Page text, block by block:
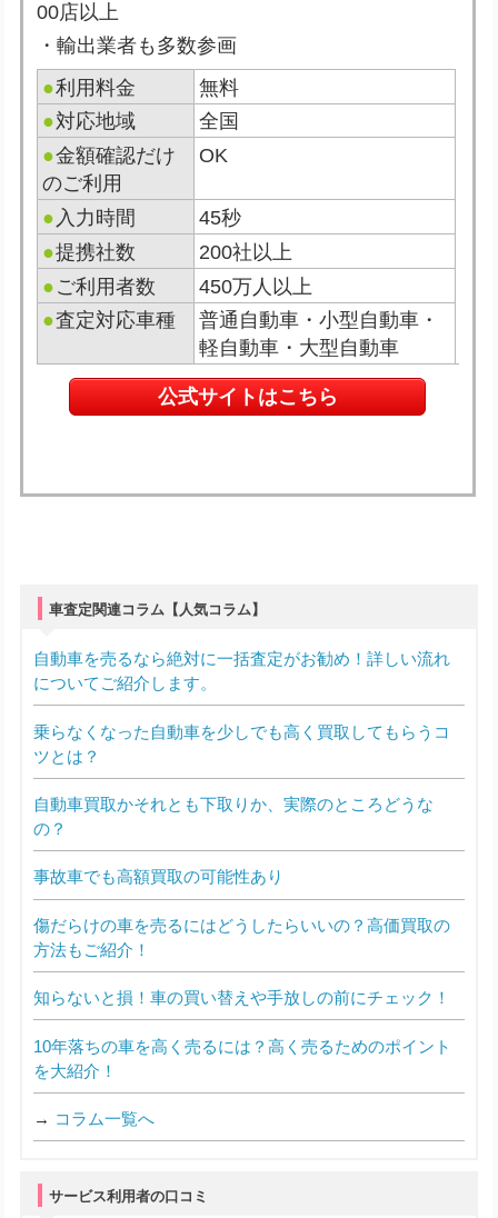
00店以上
・輸出業者も多数参画
●利用料金
無料
●対応地域
全国
●金額確認だけ
のご利用
OK
● 入力時間
45秒
●提携社数
200社以上
● ご利用者数
450万人以上
●査定対応車種
普通自動車・小型自動車・
軽自動車・大型自動車
公式サイトはこちら
車査定関連コラム【人気コラム】
自動車を売るなら絶対に一括査定がお勧め！詳しい流れ
についてご紹介します。
乗らなくなった自動車を少しでも高く買取してもらうコ
ツとは？
自動車買取かそれとも下取りか、実際のところどうな
の？
事故車でも高額買取の可能性あり
傷だらけの車を売るにはどうしたらいいの？高価買取の
方法もご紹介！
知らないと損！車の買い替えや手放しの前にチェック！
10年落ちの車を高く売るには？高く売るためのポイント
を大紹介！
→ コラム一覧へ
サービス利用者の口コミ